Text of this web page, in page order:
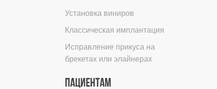
Установка виниров
Классическая имплантация
Исправление прикуса на
брекетах или элайнерах
ПАЦИЕНТАМ